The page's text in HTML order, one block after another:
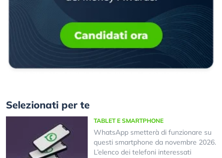
Selezionati per te
TABLET E SMARTPHONE
WhatsApp smetterà di funzionare su
questi smartphone da novembre 2026.
L’elenco dei telefoni interessati